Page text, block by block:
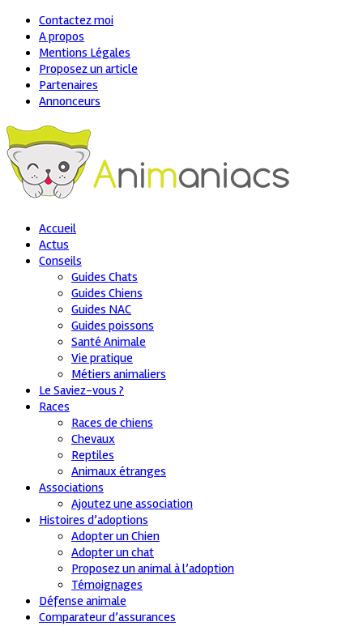
Contactez moi
A propos
Mentions Légales
Proposez un article
Partenaires
Annonceurs
Accueil
Actus
Conseils
Guides Chats
Guides Chiens
Guides NAC
Guides poissons
Santé Animale
Vie pratique
Métiers animaliers
Le Saviez-vous ?
Races
Races de chiens
Chevaux
Reptiles
Animaux étranges
Associations
Ajoutez une association
Histoires d’adoptions
Adopter un Chien
Adopter un chat
Proposez un animal à l’adoption
Témoignages
Défense animale
Comparateur d’assurances